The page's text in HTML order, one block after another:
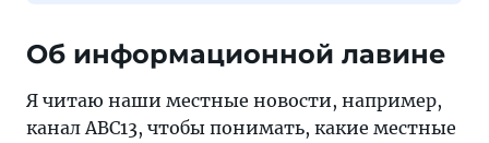
Об информационной лавине
Я читаю наши местные новости, например,
канал ABC13, чтобы понимать, какие местные